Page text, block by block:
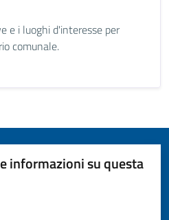
e i luoghi d'interesse per
comunale.
informazioni su questa